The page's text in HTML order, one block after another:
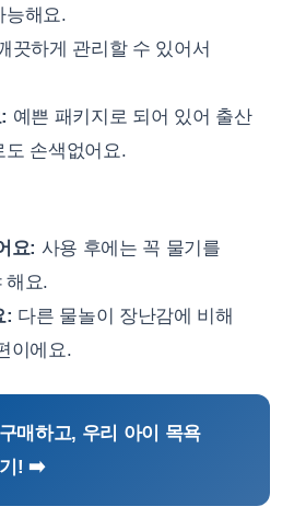
능해요.
끗하게 관리할 수 있어서
예쁜 패키지로 되어 있어 출산
도 손색없어요.
요: 사용 후에는 꼭 물기를
해요.
: 다른 물놀이 장난감에 비해
이에요.
매하고, 우리 아이 목욕
기! ➡️